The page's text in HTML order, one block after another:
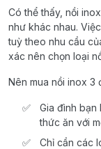
Có thể thấy, nồi
như khác nhau.
tuỳ theo nhu cầu
xác nên chọn loại
Nên mua nồi inox 3
Gia đình bạn
thức ăn với
Chỉ cần các